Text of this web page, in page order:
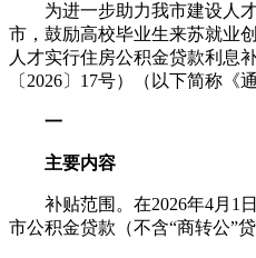
为进一步助力我市建设人才
市，鼓励高校毕业生来苏就业
人才实行住房公积金贷款利息
〔2026〕17号）（以下简称《
一
主要内容
补贴范围。在2026年4月1日
市公积金贷款（不含“商转公”贷